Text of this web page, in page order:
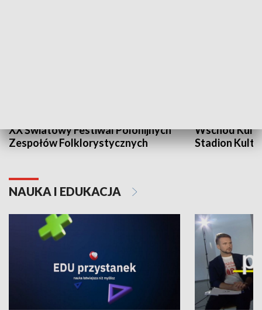
XX Światowy Festiwal Polonijnych
Zespołów Folklorystycznych
Wschód
Stadion
NAUKA I EDUKACJA